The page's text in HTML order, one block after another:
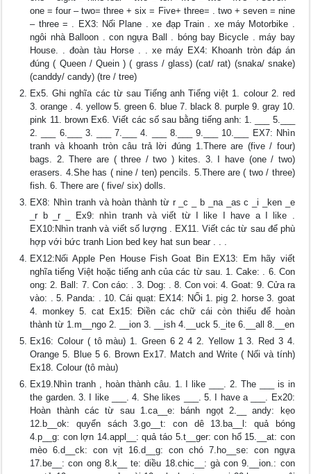
one = four – two= three + six = Five+ three= . two + seven = nine
– three = . EX3: Nối Plane . xe đạp Train . xe máy Motorbike .
ngôi nhà Balloon . con ngựa Ball . bóng bay Bicycle . máy bay
House. . đoàn tàu Horse . . xe máy EX4: Khoanh tròn đáp án
đúng ( Queen / Quein ) ( grass / glass) (cat/ rat) (snaka/ snake)
(canddy/ candy) (tre / tree)
Ex5. Ghi nghĩa các từ sau Tiếng anh Tiếng việt 1. colour 2. red
3. orange . 4. yellow 5. green 6. blue 7. black 8. purple 9. gray 10.
pink 11. brown Ex6. Viết các số sau bằng tiếng anh: 1. ___ 5.___
2. ___ 6.___ 3. ___ 7.___ 4. ___ 8.___ 9.___ 10.___ EX7: Nhìn
tranh và khoanh tròn câu trả lời đúng 1.There are (five / four)
bags. 2. There are ( three / two ) kites. 3. I have (one / two)
erasers. 4.She has ( nine / ten) pencils. 5.There are ( two / three)
fish. 6. There are ( five/ six) dolls.
EX8: Nhìn tranh và hoàn thành từ r _c _ b _na _as c _i _ken _e
_r b _r _ Ex9: nhìn tranh và viết từ I like I have a I like .
EX10:Nhìn tranh và viết số lượng . EX11. Viết các từ sau để phù
hợp với bức tranh Lion bed key hat sun bear . . .
EX12:Nối Apple Pen House Fish Goat Bin EX13: Em hãy viết
nghĩa tiếng Việt hoặc tiếng anh của các từ sau. 1. Cake: . 6. Con
ong: 2. Ball: 7. Con cáo: . 3. Dog: . 8. Con voi: 4. Goat: 9. Cửa ra
vào: . 5. Panda: . 10. Cái quạt: EX14: NỐi 1. pig 2. horse 3. goat
4. monkey 5. cat Ex15: Điền các chữ cái còn thiếu để hoàn
thành từ 1.m__ngo 2. __ion 3. __ish 4.__uck 5._ite 6.__all 8.__en
Ex16: Colour ( tô màu) 1. Green 6 2 4 2. Yellow 1 3. Red 3 4.
Orange 5. Blue 5 6. Brown Ex17. Match and Write ( Nối và tính)
Ex18. Colour (tô màu)
Ex19.Nhìn tranh , hoàn thành câu. 1. I like ___. 2. The ___ is in
the garden. 3. I like ___. 4. She likes ___. 5. I have a ___. Ex20:
Hoàn thành các từ sau 1.ca__e: bánh ngọt 2.__ andy: kẹo
12.b__ok: quyển sách 3.go__t: con dê 13.ba__l: quả bóng
4.p__g: con lợn 14.appl__: quả táo 5.t__ger: con hổ 15.__at: con
mèo 6.d__ck: con vịt 16.d__g: con chó 7.ho__se: con ngựa
17.be__: con ong 8.k__ te: diều 18.chic__: gà con 9.__ion.: con